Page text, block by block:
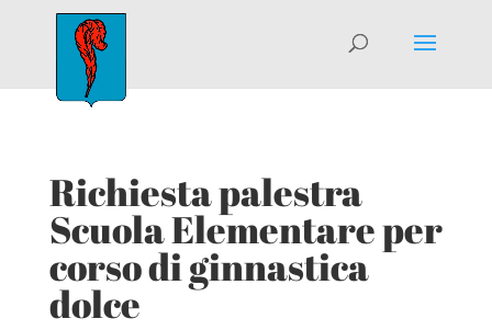
Richiesta palestra
Scuola Elementare per
corso di ginnastica
dolce